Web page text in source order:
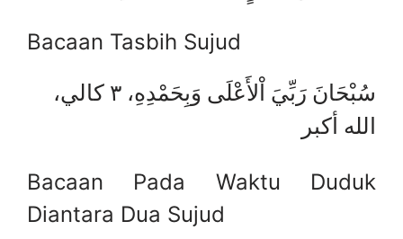
Bacaan Tasbih Sujud
سُبْحَانَ رَبِّيَ اْلأَعْلَى وَبِحَمْدِهِ، ٣ كالي،
الله أكبر
Bacaan Pada Waktu Duduk
Diantara Dua Sujud